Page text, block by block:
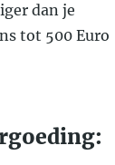
dan je
tot 500 Euro